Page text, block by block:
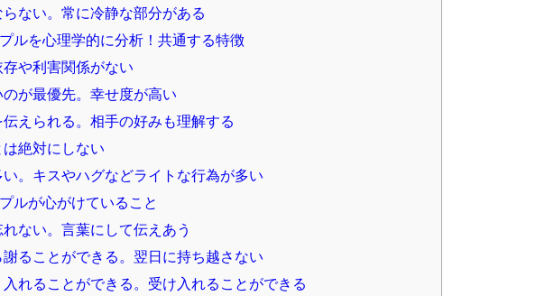
ない。常に冷静な部分がある
ルを心理学的に分析！共通する特徴
や利害関係がない
が最優先。幸せ度が高い
えられる。相手の好みも理解する
絶対にしない
。キスやハグなどライトな行為が多い
ルが心がけていること
ない。言葉にして伝えあう
ることができる。翌日に持ち越さない
れることができる。受け入れることができる